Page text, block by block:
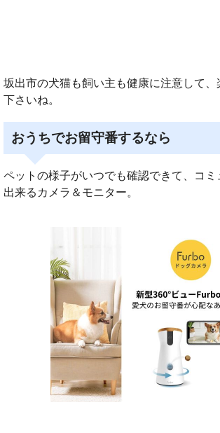
坂出市の犬猫も飼い主も健康に注意して、
下さいね。
おうちでお留守番するなら
ペットの様子がいつでも確認できて、コミ
出来るカメラ＆モニター。